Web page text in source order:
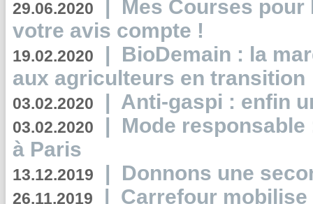
29.06.2020 | Mes Courses pour
votre avis compte !
19.02.2020 | BioDemain : la
aux agriculteurs en transition
03.02.2020 | Anti-gaspi : enfin
03.02.2020 | Mode
à Paris
13.12.2019 | Donnons une
26.11.2019 | Carrefour